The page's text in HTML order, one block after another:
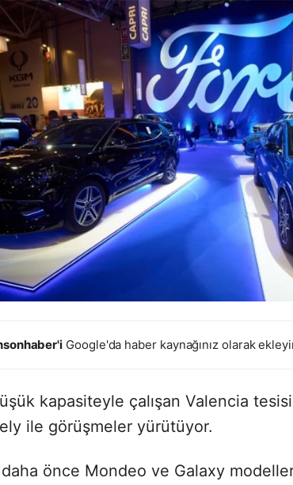
Google'da haber kaynağınız olarak
kapasiteyle çalışan Valencia
ile görüşmeler yürütüyor.
daha önce Mondeo ve Galaxy